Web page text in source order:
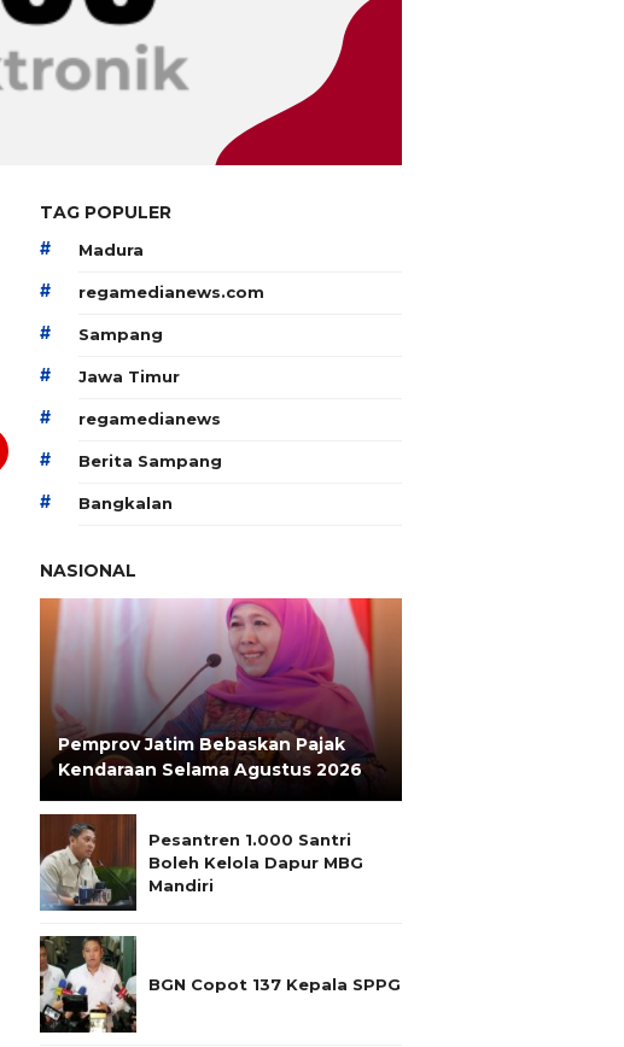
TAG POPULER
# Madura
# regamedianews.com
# Sampang
# Jawa Timur
# regamedianews
# Berita Sampang
# Bangkalan
NASIONAL
Pemprov Jatim Bebaskan Pajak
Kendaraan Selama Agustus 2026
Pesantren 1.000 Santri
Boleh Kelola Dapur MBG
Mandiri
BGN Copot 137 Kepala SPPG